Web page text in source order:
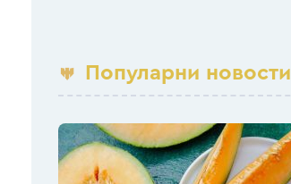
Популарни новости